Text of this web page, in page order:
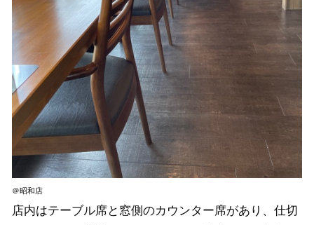
＠昭和店
店内はテーブル席と窓側のカウンター席があり、仕切